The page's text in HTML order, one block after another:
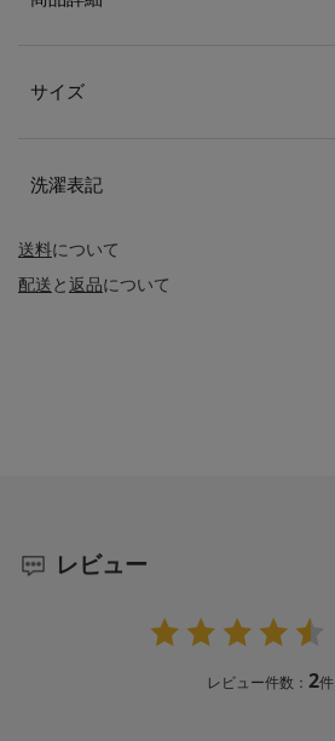
送料について
配送と返品について
サイズ
洗濯表記
レビュー
レビュー件数：2件